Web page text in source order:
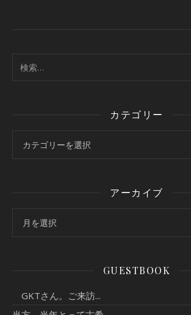
カテゴリー
アーカイブ
GUESTBOOK
GKTさん。ご来訪...